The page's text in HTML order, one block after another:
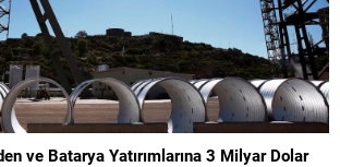
ve Batarya Yatırımlarına 3 Milyar Dolar